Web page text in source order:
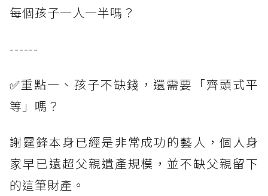
每個孩子一人一半嗎？
------
✅重點一、孩子不缺錢，還需要「齊頭式平
等」嗎？
謝霆鋒本身已經是非常成功的藝人，個人身
家早已遠超父親遺產規模，並不缺父親留下
的這筆財產。